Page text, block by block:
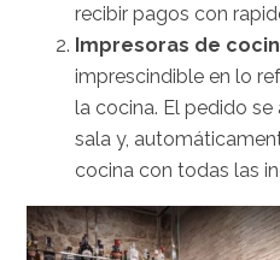
recibir pagos con
Impresoras de
imprescindible en lo
la cocina. El pedido
sala y,
cocina con todas las